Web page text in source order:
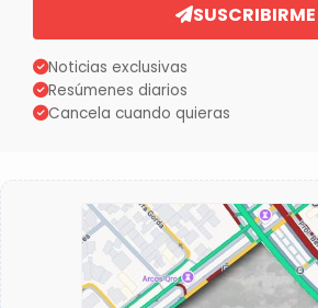
SUSCRIBIRME
Noticias exclusivas
Resúmenes diarios
Cancela cuando quieras